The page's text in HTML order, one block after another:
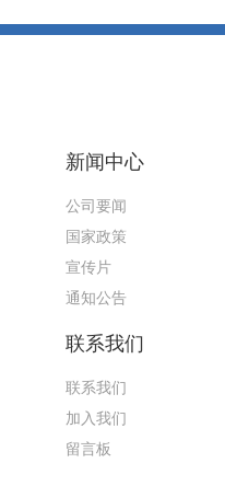
新闻中心
公司要闻
国家政策
宣传片
通知公告
联系我们
联系我们
加入我们
留言板